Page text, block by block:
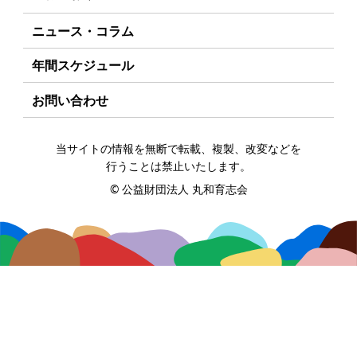
個人情報保護方針
アクセス
受賞者一覧
会員限定ページ
お手続き
寄付支援者
ニュース・コラム
年間スケジュール
お問い合わせ
当サイトの情報を無断で転載、複製、改変などを
行うことは禁止いたします。
© 公益財団法人 丸和育志会